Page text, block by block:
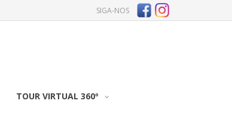
SIGA-NOS
TOUR VIRTUAL 360º